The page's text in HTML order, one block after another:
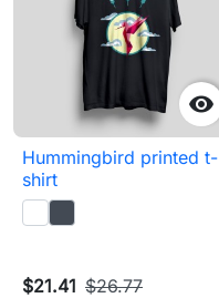

Hummingbird printed t-
shirt
$21.41 $26.77